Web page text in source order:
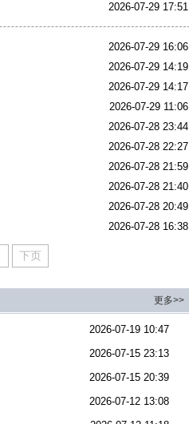
2026-07-29 17:51
2026-07-29 16:06
2026-07-29 14:19
2026-07-29 14:17
2026-07-29 11:06
2026-07-28 23:44
2026-07-28 22:27
2026-07-28 21:59
2026-07-28 21:40
2026-07-28 20:49
2026-07-28 16:38
下页
更多>>
2026-07-19 10:47
2026-07-15 23:13
2026-07-15 20:39
2026-07-12 13:08